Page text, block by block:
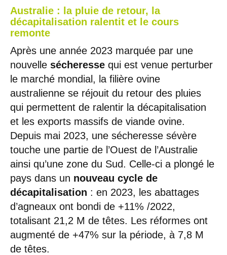
Australie : la pluie de retour, la
décapitalisation ralentit et le cours
remonte
Après une année 2023 marquée par une
nouvelle sécheresse qui est venue perturber
le marché mondial, la filière ovine
australienne se réjouit du retour des pluies
qui permettent de ralentir la décapitalisation
et les exports massifs de viande ovine.
Depuis mai 2023, une sécheresse sévère
touche une partie de l’Ouest de l’Australie
ainsi qu’une zone du Sud. Celle-ci a plongé le
pays dans un nouveau cycle de
décapitalisation : en 2023, les abattages
d’agneaux ont bondi de +11% /2022,
totalisant 21,2 M de têtes. Les réformes ont
augmenté de +47% sur la période, à 7,8 M
de têtes.